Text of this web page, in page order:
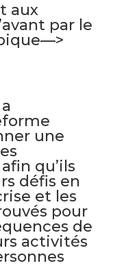
aux
par le
a
une
qu’ils
défis en
et les
pour
de
activités